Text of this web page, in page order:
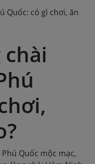
Quốc: có gì chơi, ăn
chài
Quốc mộc mạc,